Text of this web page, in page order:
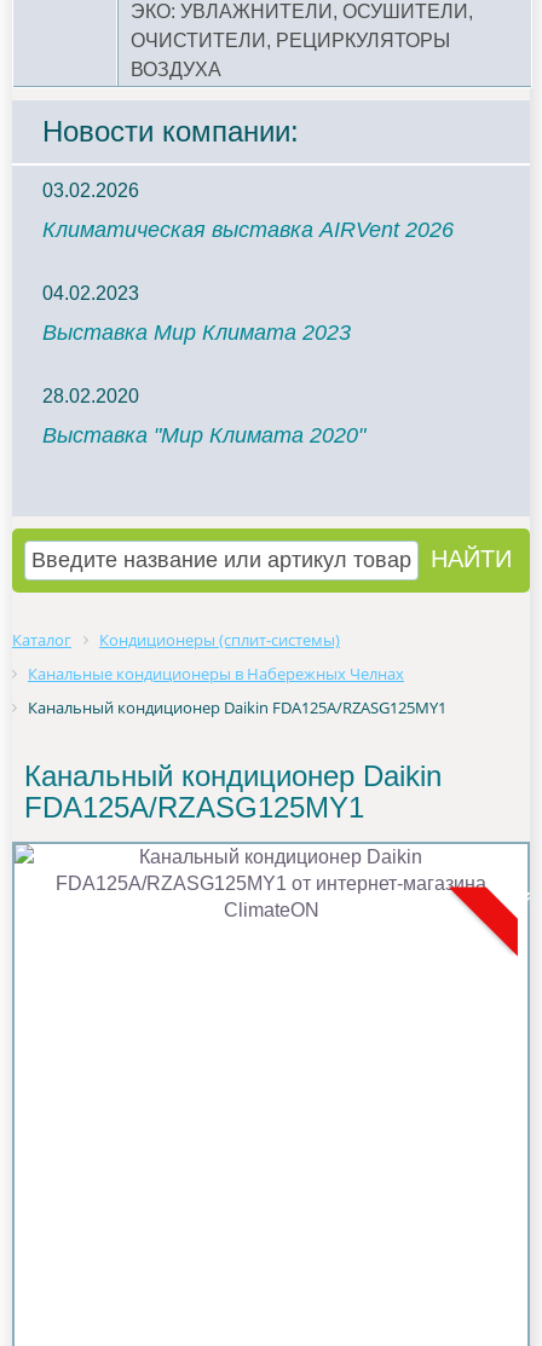
ЭКО: УВЛАЖНИТЕЛИ, ОСУШИТЕЛИ,
ОЧИСТИТЕЛИ, РЕЦИРКУЛЯТОРЫ
ВОЗДУХА
Новости компании:
03.02.2026
Климатическая выставка AIRVent 2026
04.02.2023
Выставка Мир Климата 2023
28.02.2020
Выставка "Мир Климата 2020"
Каталог
Кондиционеры (сплит-системы)
Канальные кондиционеры в Набережных Челнах
Канальный кондиционер Daikin FDA125A/RZASG125MY1
Канальный кондиционер Daikin
FDA125A/RZASG125MY1